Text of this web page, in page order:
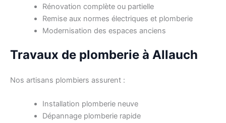
Rénovation complète ou partielle
Remise aux normes électriques et plomberie
Modernisation des espaces anciens
Travaux de plomberie à Allauch
Nos artisans plombiers assurent :
Installation plomberie neuve
Dépannage plomberie rapide